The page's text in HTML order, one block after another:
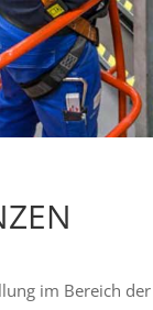
im Bereich der